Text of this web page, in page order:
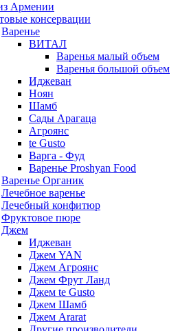
Армении
консервации
Варенье
ВИТАЛ
Варенья малый объем
Варенья большой объем
Иджеван
Ноян
Шамб
Сады Арагаца
Агроянс
te Gusto
Варга - Фуд
Варенье Proshyan Food
Варенье Органик
Лечебное варенье
Лечебный конфитюр
Фруктовое пюре
Джем
Иджеван
Джем YAN
Джем Агроянс
Джем Фрут Ланд
Джем te Gusto
Джем Шамб
Джем Ararat